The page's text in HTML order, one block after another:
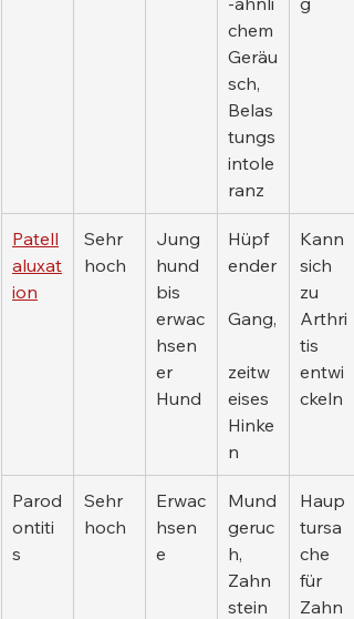
chem
Geräu
sch,
Belas
tungs
intole
ranz
Patell
aluxat
ion
Sehr
hoch
Jung
hund
bis
erwac
hsen
er
Hund
Hüpf
ender
Gang,
zeitw
eises
Hinke
n
Kann
sich
zu
Arthri
tis
entwi
ckeln
Parod
ontiti
s
Sehr
hoch
Erwac
hsen
e
Mund
geruc
h,
Zahn
stein
Haup
tursa
che
für
Zahn